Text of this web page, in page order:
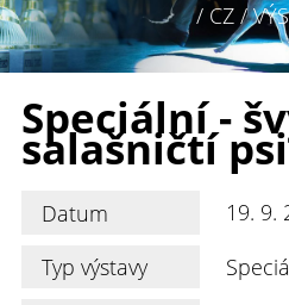
/ CZ /
Speciální -
salašničtí psi
Datum
19. 9.
Typ výstavy